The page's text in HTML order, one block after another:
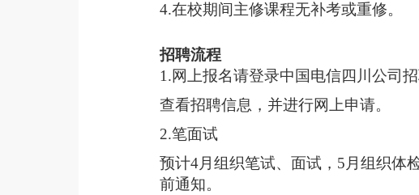
4.在校期间主修课程无补考或重修。
招聘流程
1.网上报名请登录中国电信四川公司招
查看招聘信息，并进行网上申请。
2.笔面试
预计4月组织笔试、面试，5月组织体
前通知。